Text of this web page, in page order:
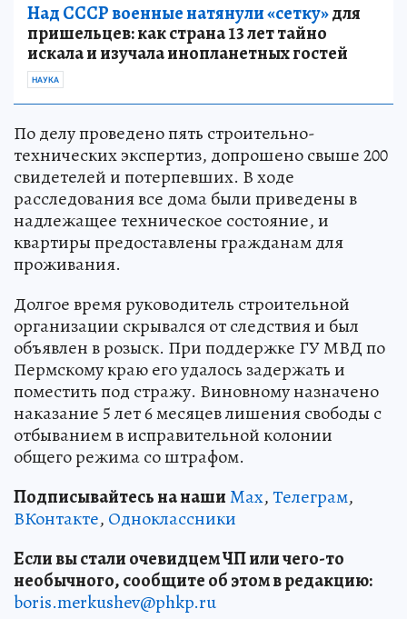
Над СССР военные натянули «сетку»для
пришельцев: как страна 13 лет тайно
искала и изучала инопланетных гостей
НАУКА
По делу проведено пять строительно-
технических экспертиз, допрошено свыше 200
свидетелей и потерпевших. В ходе
расследования все дома были приведены в
надлежащее техническое состояние, и
квартиры предоставлены гражданам для
проживания.
Долгое время руководитель строительной
организации скрывался от следствия и был
объявлен в розыск. При поддержке ГУ МВД по
Пермскому краю его удалось задержать и
поместить под стражу. Виновному назначено
наказание 5 лет 6 месяцев лишения свободы с
отбыванием в исправительной колонии
общего режима со штрафом.
Подписывайтесь на нашиMax,Телеграм,
ВКонтакте, Одноклассники
Если вы стали очевидцем ЧП или чего-то
необычного, сообщите об этом в редакцию:
boris.merkushev@phkp.ru